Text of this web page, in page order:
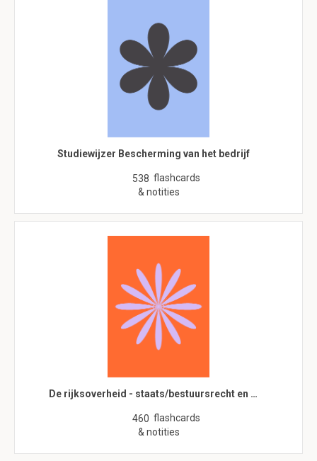
Studiewijzer Bescherming van het bedrijf
538 flashcards
& notities
De rijksoverheid - staats/bestuursrecht en …
460 flashcards
& notities